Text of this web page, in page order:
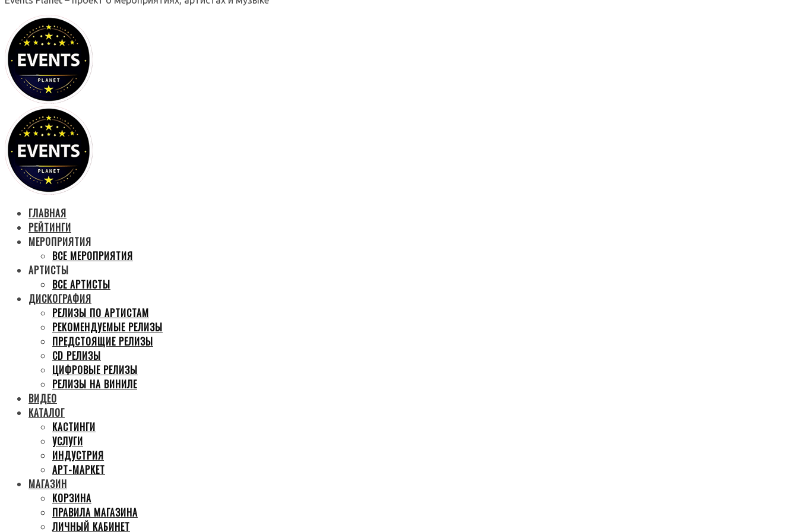
ГЛАВНАЯ
РЕЙТИНГИ
МЕРОПРИЯТИЯ
ВСЕ МЕРОПРИЯТИЯ
АРТИСТЫ
ВСЕ АРТИСТЫ
ДИСКОГРАФИЯ
РЕЛИЗЫ ПО АРТИСТАМ
РЕКОМЕНДУЕМЫЕ РЕЛИЗЫ
ПРЕДСТОЯЩИЕ РЕЛИЗЫ
CD РЕЛИЗЫ
ЦИФРОВЫЕ РЕЛИЗЫ
РЕЛИЗЫ НА ВИНИЛЕ
ВИДЕО
КАТАЛОГ
КАСТИНГИ
УСЛУГИ
ИНДУСТРИЯ
АРТ-МАРКЕТ
МАГАЗИН
КОРЗИНА
ПРАВИЛА МАГАЗИНА
ЛИЧНЫЙ КАБИНЕТ